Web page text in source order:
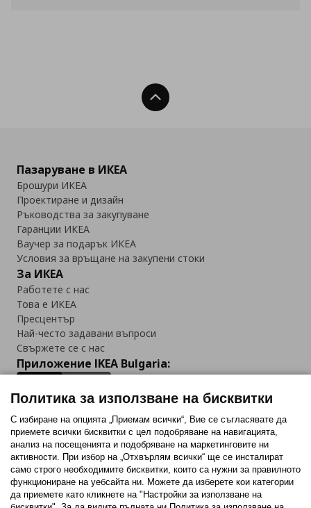
Нагоре
Пазаруване в ИКЕА
Брошури ИКЕА
Проектиране и дизайн
Ръководства за закупуване
Гаранции ИКЕА
Ваучер за подарък ИКЕА
Условия за връщане на закупени стоки
За ИКЕА
Работете с нас
Това е ИКЕА
Пресцентър
Най-често задавани въпроси
Свържете се с нас
Приложение IKEA Bulgaria:
Последвайте ни:
FacebookTwitterYoutubePinterestInstagram
Политика за използване на бисквитки
С избиране на опцията „Приемам всички“, Вие се съгласявате да
приемете всички бисквитки с цел подобряване на навигацията,
анализ на посещенията и подобряване на маркетинговите ни
активности. При избор на „Отхвърлям всички“ ще се инсталират
само строго необходимитe бисквитки, които са нужни за правилното
функциониране на уебсайта ни. Можете да изберете кои категории
да приемете като кликнете на "Настройки за използване на